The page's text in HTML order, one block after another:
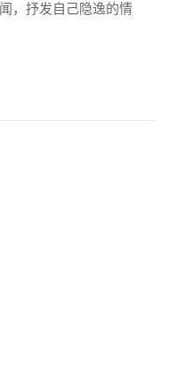
，抒发自己隐逸的情